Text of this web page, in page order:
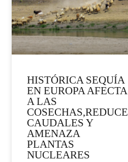
HISTÓRICA SEQUÍA
EN EUROPA AFECTA
A LAS
COSECHAS,REDUCE
CAUDALES Y
AMENAZA
PLANTAS
NUCLEARES